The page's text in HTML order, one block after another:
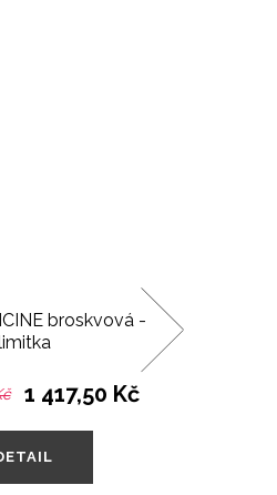
broskvová -
1 417,50 Kč